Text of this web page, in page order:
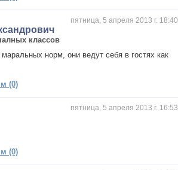
пятница, 5 апреля 2013 г. 18:40
классов
маральных норм, они ведут себя в гостях как
(0)
пятница, 5 апреля 2013 г. 16:53
(0)